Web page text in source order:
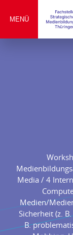
MENÜ
Media / 4
Medien/
Sicherheit (z.
B.